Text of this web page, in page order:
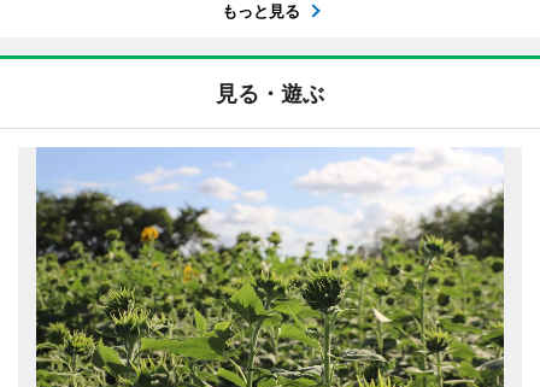
もっと見る
見る・遊ぶ